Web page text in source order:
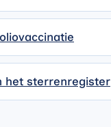
het sterrenregister